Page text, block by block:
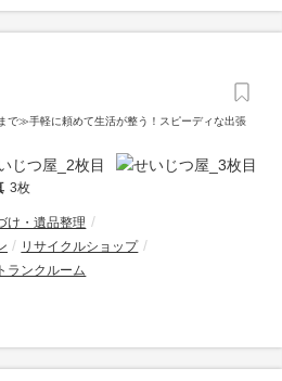
で≫手軽に頼めて生活が整う！スピーディな出張
3枚
け・遺品整理
リサイクルショップ
ランクルーム